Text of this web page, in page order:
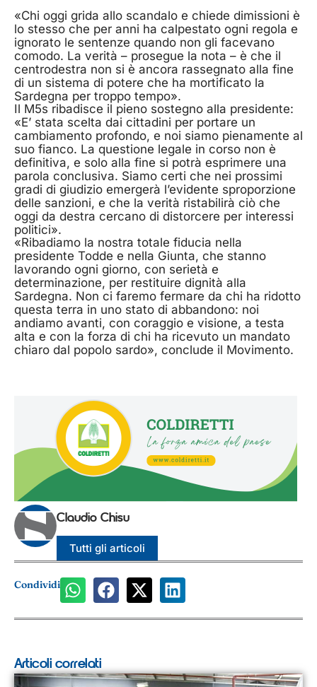
«Chi oggi grida allo scandalo e chiede dimissioni è
lo stesso che per anni ha calpestato ogni regola e
ignorato le sentenze quando non gli facevano
comodo. La verità – prosegue la nota – è che il
centrodestra non si è ancora rassegnato alla fine
di un sistema di potere che ha mortificato la
Sardegna per troppo tempo».
Il M5s ribadisce il pieno sostegno alla presidente:
«E’ stata scelta dai cittadini per portare un
cambiamento profondo, e noi siamo pienamente al
suo fianco. La questione legale in corso non è
definitiva, e solo alla fine si potrà esprimere una
parola conclusiva. Siamo certi che nei prossimi
gradi di giudizio emergerà l’evidente sproporzione
delle sanzioni, e che la verità ristabilirà ciò che
oggi da destra cercano di distorcere per interessi
politici».
«Ribadiamo la nostra totale fiducia nella
presidente Todde e nella Giunta, che stanno
lavorando ogni giorno, con serietà e
determinazione, per restituire dignità alla
Sardegna. Non ci faremo fermare da chi ha ridotto
questa terra in uno stato di abbandono: noi
andiamo avanti, con coraggio e visione, a testa
alta e con la forza di chi ha ricevuto un mandato
chiaro dal popolo sardo», conclude il Movimento.
Claudio Chisu
Tutti gli articoli
Condividi
Articoli correlati